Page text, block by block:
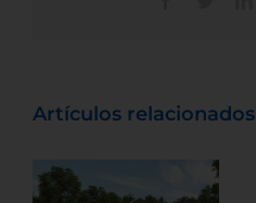
Artículos relacionados